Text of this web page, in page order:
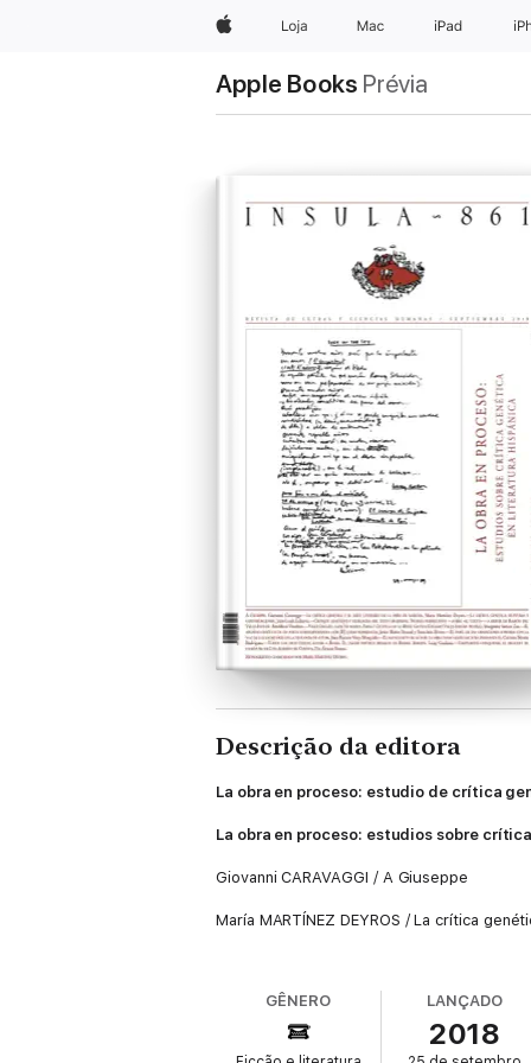
AppleLoja Mac iPad
Apple Books Prévia
Descrição da editora
La obra en proceso: estudio de crítica
La obra en proceso: estudios sobre
Giovanni CARAVAGGI / A Giuseppe
María MARTÍNEZ DEYROS / La crítica
Bénédicte VAUTHIER / Critique génétique
Margarita SANTOS ZAS / Valle-Inclán, lápiz
GÊNERO LANÇADO
2018